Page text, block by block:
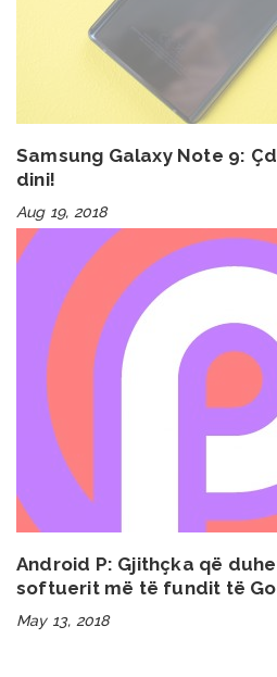
Samsung Galaxy Note 9:
dini!
Aug 19, 2018
Android P: Gjithçka që
softuerit më të fundit të
May 13, 2018